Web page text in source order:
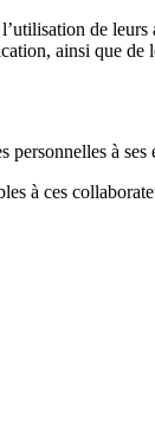
de
ainsi que
personnelles à ses
à ces